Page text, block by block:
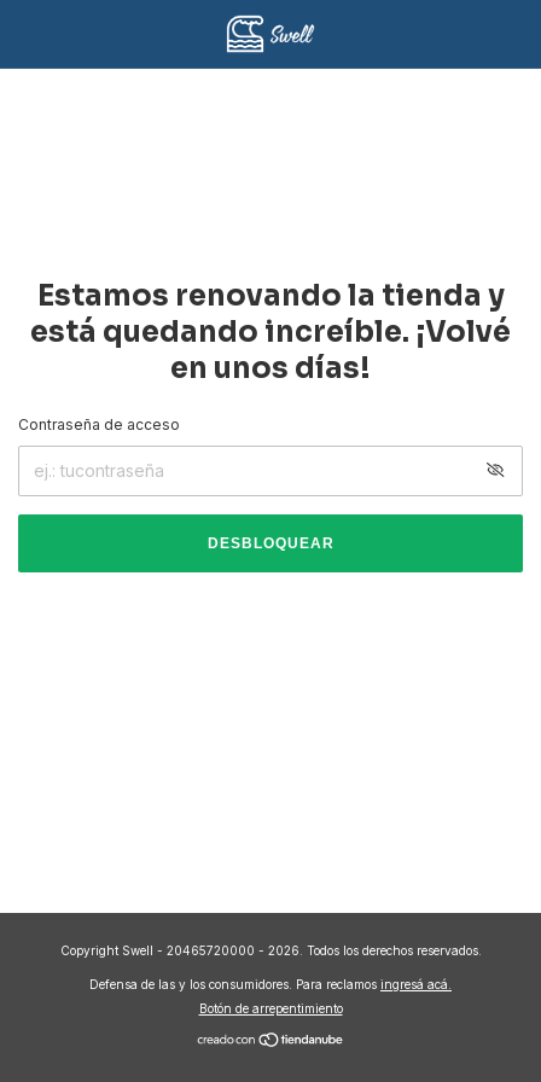
Estamos renovando la tienda y
está quedando increíble. ¡Volvé
en unos días!
Contraseña de acceso
DESBLOQUEAR
Copyright Swell - 20465720000 - 2026. Todos los derechos reservados.
Defensa de las y los consumidores. Para reclamos ingresá acá.
Botón de arrepentimiento